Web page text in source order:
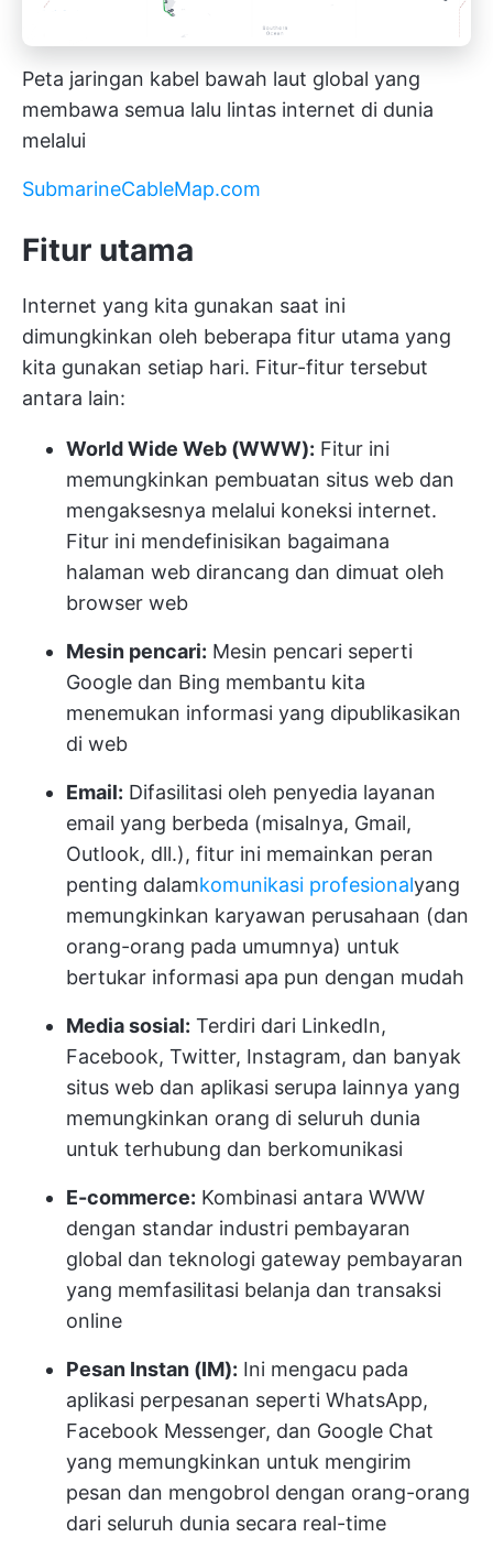
Peta jaringan kabel bawah laut global yang
membawa semua lalu lintas internet di dunia
melalui
SubmarineCableMap.com
Fitur utama
Internet yang kita gunakan saat ini
dimungkinkan oleh beberapa fitur utama yang
kita gunakan setiap hari. Fitur-fitur tersebut
antara lain:
World Wide Web (WWW): Fitur ini
memungkinkan pembuatan situs web dan
mengaksesnya melalui koneksi internet.
Fitur ini mendefinisikan bagaimana
halaman web dirancang dan dimuat oleh
browser web
Mesin pencari: Mesin pencari seperti
Google dan Bing membantu kita
menemukan informasi yang dipublikasikan
di web
Email: Difasilitasi oleh penyedia layanan
email yang berbeda (misalnya, Gmail,
Outlook, dll.), fitur ini memainkan peran
penting dalamkomunikasi profesionalyang
memungkinkan karyawan perusahaan (dan
orang-orang pada umumnya) untuk
bertukar informasi apa pun dengan mudah
Media sosial: Terdiri dari LinkedIn,
Facebook, Twitter, Instagram, dan banyak
situs web dan aplikasi serupa lainnya yang
memungkinkan orang di seluruh dunia
untuk terhubung dan berkomunikasi
E-commerce: Kombinasi antara WWW
dengan standar industri pembayaran
global dan teknologi gateway pembayaran
yang memfasilitasi belanja dan transaksi
online
Pesan Instan (IM): Ini mengacu pada
aplikasi perpesanan seperti WhatsApp,
Facebook Messenger, dan Google Chat
yang memungkinkan untuk mengirim
pesan dan mengobrol dengan orang-orang
dari seluruh dunia secara real-time